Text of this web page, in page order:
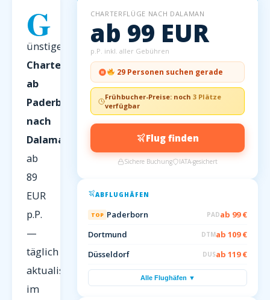
G
ünstige
Charterflüge
ab
Paderborn
nach
Dalaman
ab
89
EUR
p.P.
—
täglich
aktualisiert
im
CHARTERFLÜGE NACH DALAMAN
ab 99 EUR
p.P. inkl. aller Gebühren
29 Personen suchen gerade
Frühbucher-Preise: noch3 Plätze
verfügbar
Flug finden
Sichere Buchung IATA-gesichert
ABFLUGHÄFEN
TOP Paderborn PADab 99 €
Dortmund
DTMab 109 €
Düsseldorf
DUSab 119 €
Alle Flughäfen ▼